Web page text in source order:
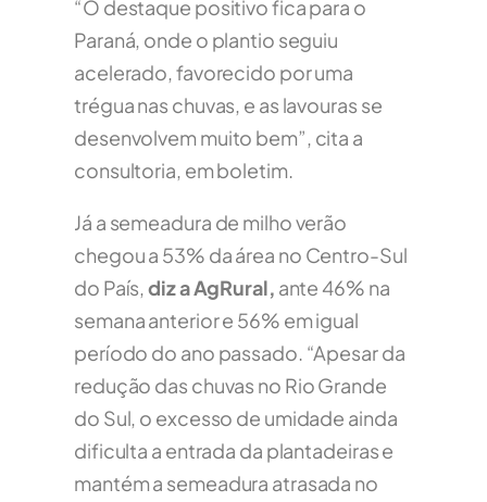
“O destaque positivo fica para o
Paraná, onde o plantio seguiu
acelerado, favorecido por uma
trégua nas chuvas, e as lavouras se
desenvolvem muito bem”, cita a
consultoria, em boletim.
Já a semeadura de milho verão
chegou a 53% da área no Centro-Sul
do País,diz a AgRural, ante 46% na
semana anterior e 56% em igual
período do ano passado. “Apesar da
redução das chuvas no Rio Grande
do Sul, o excesso de umidade ainda
dificulta a entrada da plantadeiras e
mantém a semeadura atrasada no